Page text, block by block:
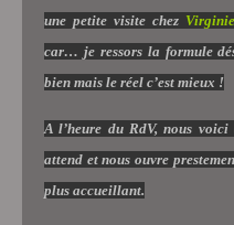
une petite visite chez Virginie
car… je ressors la formule
bien mais le réel c’est mieux !
A l’heure du RdV, nous
attend et nous ouvre
plus accueillant.